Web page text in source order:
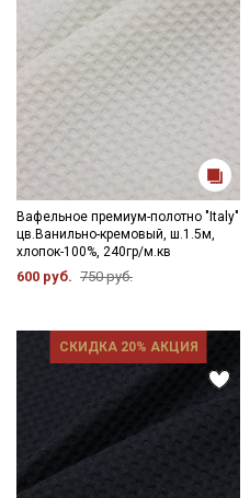
Вафельное премиум-полотно "Italy"
цв.Ванильно-кремовый, ш.1.5м,
хлопок-100%, 240гр/м.кв
600 руб. 750 руб.
СКИДКА 20% АКЦИЯ